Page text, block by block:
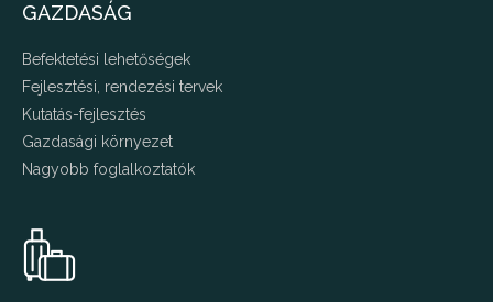
GAZDASÁG
Befektetési lehetőségek
Fejlesztési, rendezési tervek
Kutatás-fejlesztés
Gazdasági környezet
Nagyobb foglalkoztatók